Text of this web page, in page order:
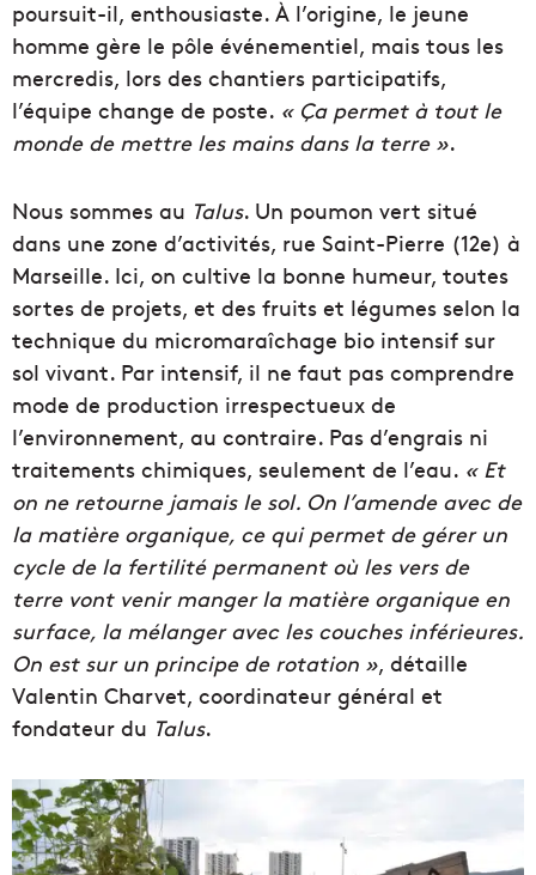
poursuit-il, enthousiaste. À l’origine, le jeune
homme gère le pôle événementiel, mais tous les
mercredis, lors des chantiers participatifs,
l’équipe change de poste. « Ça permet à tout le
monde de mettre les mains dans la terre ».
Nous sommes au Talus. Un poumon vert situé
dans une zone d’activités, rue Saint-Pierre (12e) à
Marseille. Ici, on cultive la bonne humeur, toutes
sortes de projets, et des fruits et légumes selon la
technique du micromaraîchage bio intensif sur
sol vivant. Par intensif, il ne faut pas comprendre
mode de production irrespectueux de
l’environnement, au contraire. Pas d’engrais ni
traitements chimiques, seulement de l’eau. « Et
on ne retourne jamais le sol. On l’amende avec de
la matière organique, ce qui permet de gérer un
cycle de la fertilité permanent où les vers de
terre vont venir manger la matière organique en
surface, la mélanger avec les couches inférieures.
On est sur un principe de rotation », détaille
Valentin Charvet, coordinateur général et
fondateur du Talus.